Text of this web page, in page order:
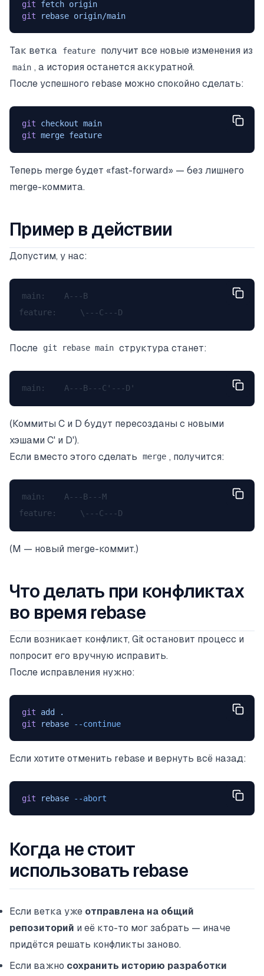
git fetch origin
git rebase origin/main
Так ветка feature получит все новые изменения из
main , а история останется аккуратной.
После успешного rebase можно спокойно сделать:
git checkout main
git merge feature
Теперь merge будет «fast-forward» — без лишнего
merge-коммита.
Пример в действии
Допустим, у нас:
main:    A---B
После git rebase main структура станет:
(Коммиты C и D будут пересозданы с новыми
хэшами C' и D').
Если вместо этого сделать
merge , получится:
main:    A---B---M
(M — новый merge-коммит.)
Что делать при конфликтах
во время rebase
Если возникает конфликт, Git остановит процесс и
попросит его вручную исправить.
После исправления нужно:
git add
.
git rebase --continue
Если хотите отменить rebase и вернуть всё назад:
git rebase --abort
Когда не стоит
использовать rebase
Если ветка уже отправлена на общий
репозиторий и её кто-то мог забрать — иначе
придётся решать конфликты заново.
Если важно сохранить историю разработки